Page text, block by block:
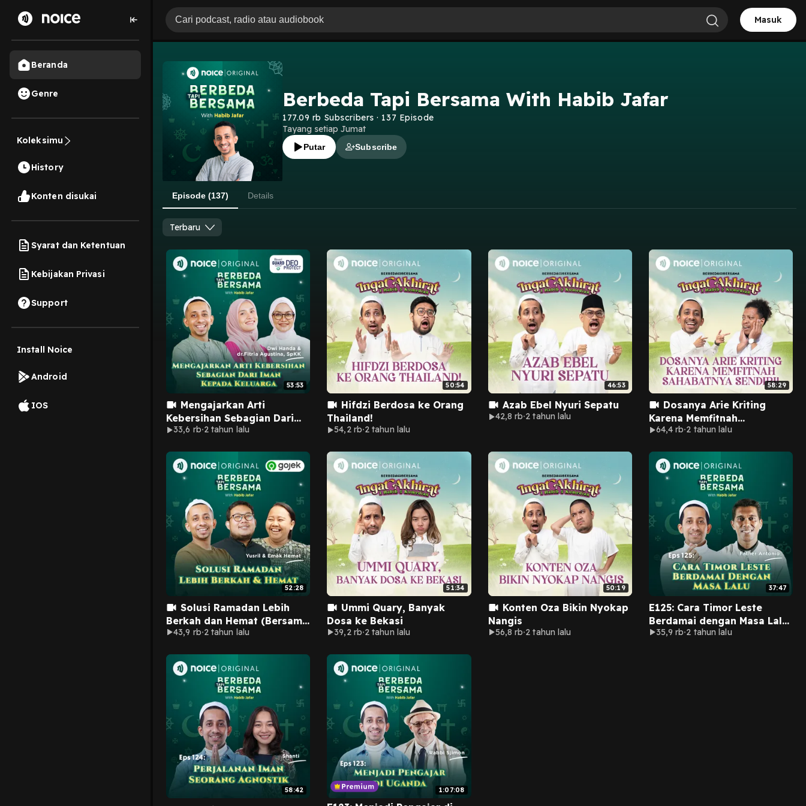
Beranda
Genre
Koleksimu
History
Konten disukai
Syarat dan Ketentuan
Kebijakan Privasi
Support
Install Noice
Android
IOS
Masuk
Berbeda Tapi Bersama With Habib Jafar
177.09 rb Subscribers · 137 Episode
Tayang setiap Jumat
Putar Subscribe
Episode (137) Details
Terbaru
53:53
Mengajarkan Arti
Kebersihan Sebagian Dari
Iman Kepada Keluarga
dr.Fitria Agustina, spKK)
33,6 rb 2 tahun lalu
50:54
Hifdzi Berdosa ke Orang
Thailand!
54,2 rb 2 tahun lalu
46:53
Azab Ebel Nyuri Sepatu
42,8 rb 2 tahun lalu
58:29
Dosanya Arie Kriting
Karena Memfitnah
Sahabatnya Sendiri!
64,4 rb 2 tahun lalu
52:28
Solusi Ramadan Lebih
Berkah dan Hemat (Bersama
Yusril & Emak Hemat)
43,9 rb 2 tahun lalu
51:34
Ummi Quary, Banyak
Dosa ke Bekasi
39,2 rb 2 tahun lalu
50:19
Konten Oza Bikin Nyokap
Nangis
56,8 rb 2 tahun lalu
37:47
E125: Cara Timor Leste
Berdamai dengan Masa Lalu
(Bersama Father Anthonio)
35,9 rb 2 tahun lalu
58:42 1:07:08